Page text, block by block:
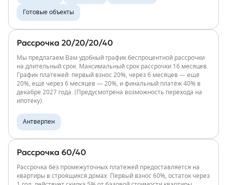
Готовые объекты
Рассрочка 20/20/20/40
Мы предлагаем Вам удобный график беспроцентной рассрочки
на длительный срок. Максимальный срок рассрочки 16 месяцев.
График платежей: первый взнос 20%, через 6 месяцев — ещё
20%, ещё через 6 месяцев — 20%, и финальный платёж 40% в
декабре 2027 года. (Предусмотрена возможность перехода на
ипотеку)
Антверпен
Рассрочка 60/40
Рассрочка без промежуточных платежей предоставляется на
квартиры в строящихся домах. Первый взнос 60%, остаток через